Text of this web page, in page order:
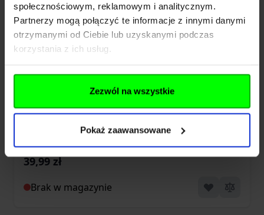
społecznościowym, reklamowym i analitycznym.
Partnerzy mogą połączyć te informacje z innymi danymi
otrzymanymi od Ciebie lub uzyskanymi podczas
korzystania z ich usług.
Zezwól na wszystkie
Pokaż zaawansowane
- Tan (SPE-24-029314)
39,99 zł
Brak w magazynie